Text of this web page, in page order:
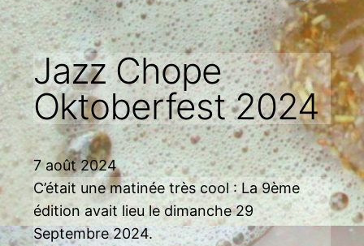
Jazz Chope
Oktoberfest 2024
7 août 2024
C’était une matinée très cool : La 9ème
édition avait lieu le dimanche 29
Septembre 2024.